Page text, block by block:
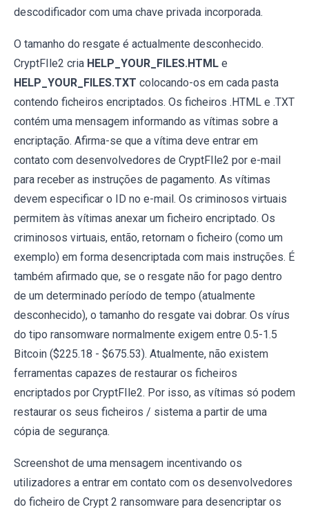
descodificador com uma chave privada incorporada.
O tamanho do resgate é actualmente desconhecido.
CryptFIle2 cria HELP_YOUR_FILES.HTML e
HELP_YOUR_FILES.TXT colocando-os em cada pasta
contendo ficheiros encriptados. Os ficheiros .HTML e .TXT
contém uma mensagem informando as vítimas sobre a
encriptação. Afirma-se que a vítima deve entrar em
contato com desenvolvedores de CryptFIle2 por e-mail
para receber as instruções de pagamento. As vítimas
devem especificar o ID no e-mail. Os criminosos virtuais
permitem às vítimas anexar um ficheiro encriptado. Os
criminosos virtuais, então, retornam o ficheiro (como um
exemplo) em forma desencriptada com mais instruções. É
também afirmado que, se o resgate não for pago dentro
de um determinado período de tempo (atualmente
desconhecido), o tamanho do resgate vai dobrar. Os vírus
do tipo ransomware normalmente exigem entre 0.5-1.5
Bitcoin ($225.18 - $675.53). Atualmente, não existem
ferramentas capazes de restaurar os ficheiros
encriptados por CryptFIle2. Por isso, as vítimas só podem
restaurar os seus ficheiros / sistema a partir de uma
cópia de segurança.
Screenshot de uma mensagem incentivando os
utilizadores a entrar em contato com os desenvolvedores
do ficheiro de Crypt 2 ransomware para desencriptar os